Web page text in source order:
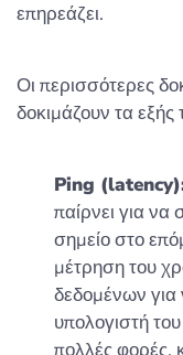
επηρεάζει.
Οι περισσότερες
δοκιμάζουν τα εξής
Ping
παίρνει για
σημείο στο
μέτρηση του
δεδομένων
υπολογιστή